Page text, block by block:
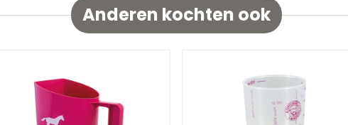
Anderen kochten ook